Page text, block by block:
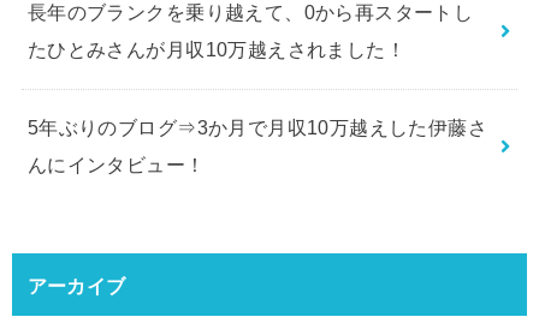
長年のブランクを乗り越えて、0から再スタートし
たひとみさんが月収10万越えされました！
5年ぶりのブログ⇒3か月で月収10万越えした伊藤さ
んにインタビュー！
アーカイブ